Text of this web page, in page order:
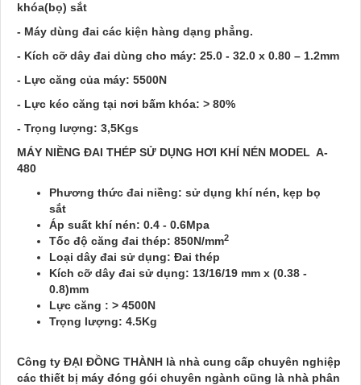
khóa(bọ) sắt
- Máy dùng đai các kiện hàng dạng phẳng.
- Kích cỡ dây đai dùng cho máy: 25.0 - 32.0 x 0.80 – 1.2mm
- Lực căng của máy: 5500N
- Lực kéo căng tại nơi bấm khóa: > 80%
- Trọng lượng: 3,5Kgs
MÁY NIỀNG ĐAI THÉP SỬ DỤNG HƠI KHÍ NÉN MODEL A-
480
Phương thức đai niềng: sử dụng khí nén, kẹp bọ
sắt
Áp suất khí nén: 0.4 - 0.6Mpa
Tốc độ căng đai thép: 850N/mm2
Loại dây đai sử dụng: Đai thép
Kích cỡ dây đai sử dụng: 13/16/19 mm x (0.38 -
0.8)mm
Lực căng : > 4500N
Trọng lượng: 4.5Kg
Công ty ĐẠI ĐỒNG THÀNH là nhà cung cấp chuyên nghiệp
các thiết bị máy đóng gói chuyên ngành cũng là nhà phân